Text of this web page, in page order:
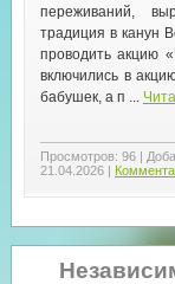
переживаний,
традиция в канун
проводить акцию
включились в
бабушек, а п
Просмотров: 96|
21.04.2026 |